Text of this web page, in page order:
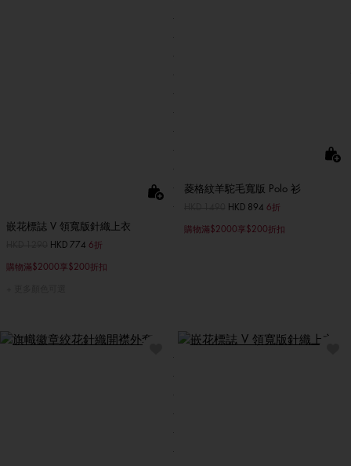
嵌花標誌 V 領寬版針織上衣
至HKD 774 6折
購物滿$2000享$200折扣
菱格紋羊駝毛寬版 Polo 衫
至HKD 894 6折
購物滿$2000享$200折扣